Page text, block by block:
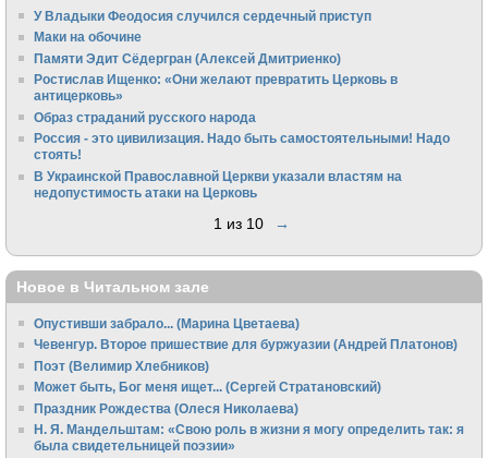
У Владыки Феодосия случился сердечный приступ
Маки на обочине
Памяти Эдит Сёдергран (Алексей Дмитриенко)
Ростислав Ищенко: «Они желают превратить Церковь в
антицерковь»
Образ страданий русского народа
Россия - это цивилизация. Надо быть самостоятельными! Надо
стоять!
В Украинской Православной Церкви указали властям на
недопустимость атаки на Церковь
1 из 10 →
Новое в Читальном зале
Опустивши забрало... (Марина Цветаева)
Чевенгур. Второе пришествие для буржуазии (Андрей Платонов)
Поэт (Велимир Хлебников)
Может быть, Бог меня ищет... (Сергей Стратановский)
Праздник Рождества (Олеся Николаева)
Н. Я. Мандельштам: «Свою pоль в жизни я могу опpеделить так: я
была свидетельницей поэзии»